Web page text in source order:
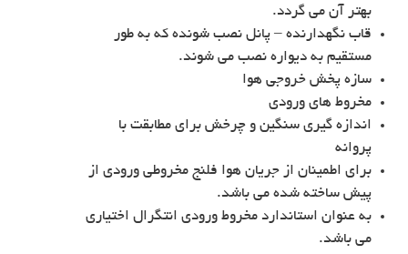
بهتر آن می گردد.
قاب نگهدارنده – پانل نصب شونده که به طور
مستقیم به دیواره نصب می شوند.
سازه پخش خروجی هوا
مخروط های ورودی
اندازه گیری سنگین و چرخش برای مطابقت با
پروانه
برای اطمینان از جریان هوا فلنج مخروطی ورودی از
پیش ساخته شده می باشد.
به عنوان استاندارد مخروط ورودی انتگرال اختیاری
می باشد.